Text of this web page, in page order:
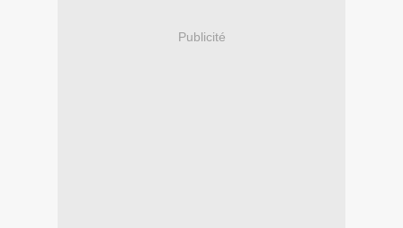
Publicité